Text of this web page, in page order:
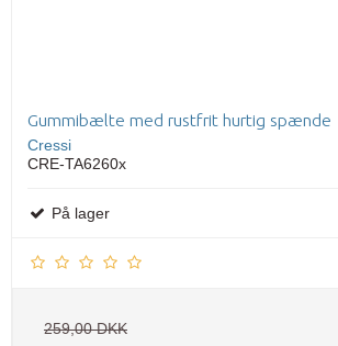
Gummibælte med rustfrit hurtig spænde
Cressi
CRE-TA6260x
På lager
259,00 DKK